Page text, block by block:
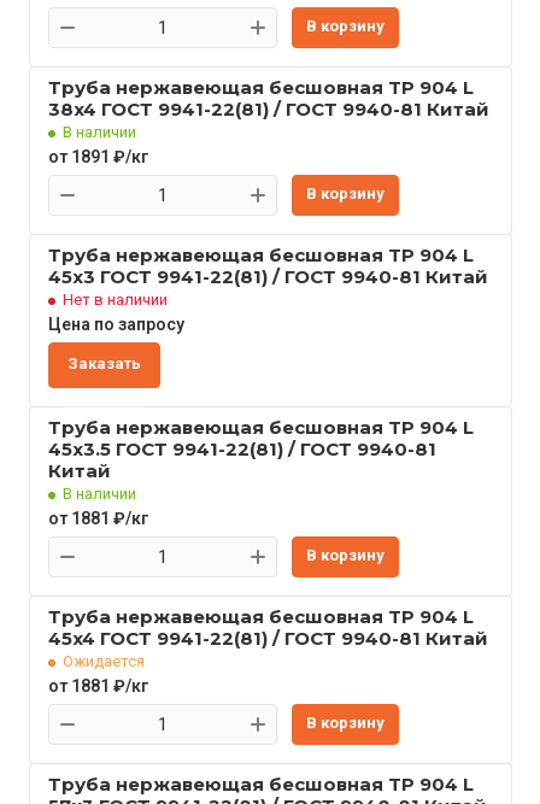
В корзину
Труба нержавеющая бесшовная TP 904 L
38x4 ГОСТ 9941-22(81) / ГОСТ 9940-81 Китай
В наличии
от 1891 ₽/кг
В корзину
Труба нержавеющая бесшовная TP 904 L
45x3 ГОСТ 9941-22(81) / ГОСТ 9940-81 Китай
Нет в наличии
Цена по запросу
Заказать
Труба нержавеющая бесшовная TP 904 L
45x3.5 ГОСТ 9941-22(81) / ГОСТ 9940-81
Китай
В наличии
от 1881 ₽/кг
В корзину
Труба нержавеющая бесшовная TP 904 L
45x4 ГОСТ 9941-22(81) / ГОСТ 9940-81 Китай
Ожидается
от 1881 ₽/кг
В корзину
Труба нержавеющая бесшовная TP 904 L